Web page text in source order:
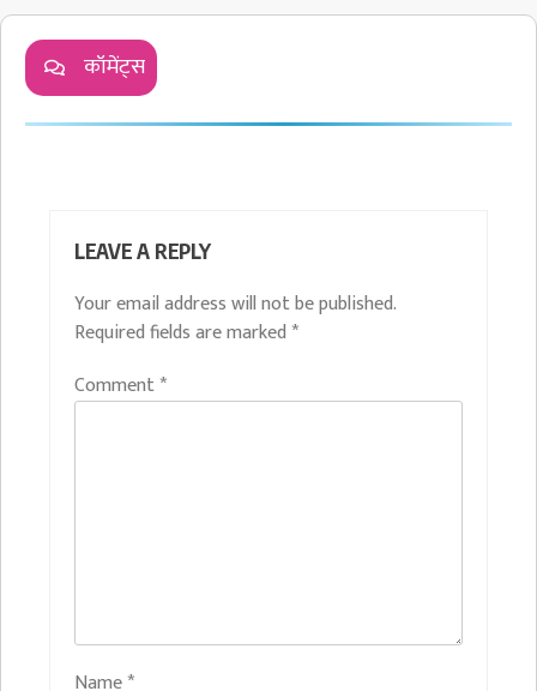
कॉमेंट्स
LEAVE A REPLY
Your email address will not be published.
Required fields are marked *
Comment*
Name*